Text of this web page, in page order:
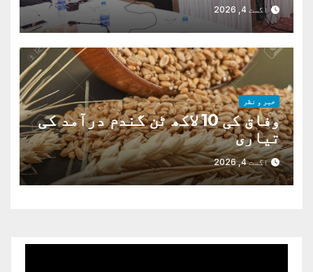
اگست 4, 2026
خبر و نظر
وفاق کی 10 لاکھ ٹن گندم درآمد کی
تیاری
اگست 4, 2026